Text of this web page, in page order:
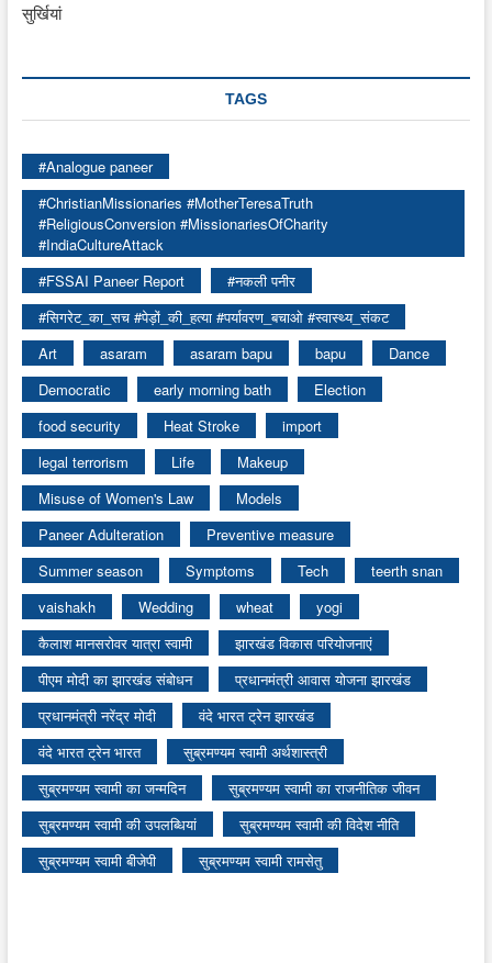
सुर्खियां
TAGS
#Analogue paneer
#ChristianMissionaries #MotherTeresaTruth
#ReligiousConversion #MissionariesOfCharity
#IndiaCultureAttack
#FSSAI Paneer Report
#नकली पनीर
#सिगरेट_का_सच #पेड़ों_की_हत्या #पर्यावरण_बचाओ #स्वास्थ्य_संकट
Art
asaram asaram bapu bapu
Dance
Democratic
early morning bath
Election
food security
Heat Stroke
import
legal terrorism
Life
Makeup
Misuse of Women's Law
Models
Paneer Adulteration
Preventive measure
Summer season
Symptoms Tech
teerth snan
vaishakh
Wedding wheat
yogi
कैलाश मानसरोवर यात्रा स्वामी
झारखंड विकास परियोजनाएं
पीएम मोदी का झारखंड संबोधन
प्रधानमंत्री आवास योजना झारखंड
प्रधानमंत्री नरेंद्र मोदी
वंदे भारत ट्रेन झारखंड
वंदे भारत ट्रेन भारत
सुब्रमण्यम स्वामी अर्थशास्त्री
सुब्रमण्यम स्वामी का जन्मदिन
सुब्रमण्यम स्वामी का राजनीतिक जीवन
सुब्रमण्यम स्वामी की उपलब्धियां
सुब्रमण्यम स्वामी की विदेश नीति
सुब्रमण्यम स्वामी बीजेपी
सुब्रमण्यम स्वामी रामसेतु